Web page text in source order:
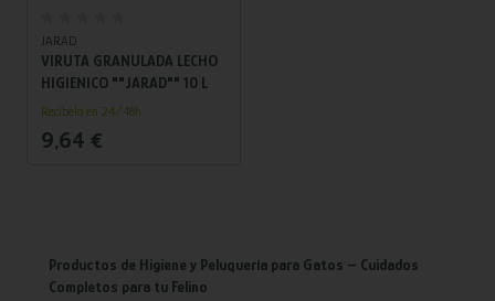
JARAD
VIRUTA GRANULADA LECHO
HIGIENICO ""JARAD"" 10 L
Recíbelo en 24/48h
9,64 €
Productos de Higiene y Peluquería para Gatos – Cuidados
Completos para tu Felino